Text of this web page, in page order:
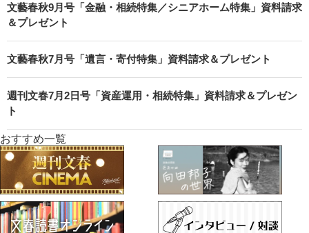
文藝春秋9月号「金融・相続特集／シニアホーム特集」資料請求
＆プレゼント
文藝春秋7月号「遺言・寄付特集」資料請求＆プレゼント
週刊文春7月2日号「資産運用・相続特集」資料請求＆プレゼン
ト
おすすめ一覧